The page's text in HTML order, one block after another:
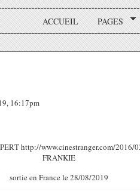
ACCUEIL PAGES
16:17pm
FRANKIE
sortie en France le 28/08/2019